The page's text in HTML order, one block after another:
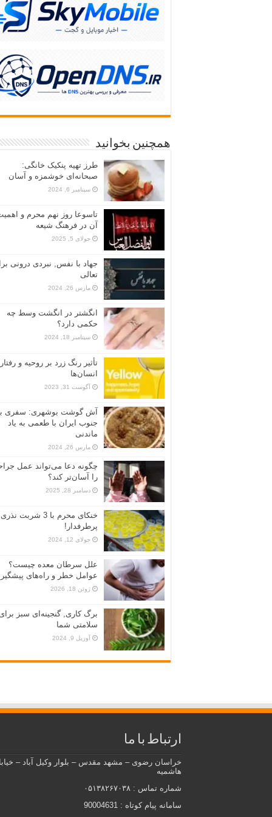
همچنین بخوانید
طرز تهیه پنکیک خانگی:
صبحانه‌ای خوشمزه و آسان
سپتامبر 6, 2024
تاسوعا روز نهم محرم و
آن در فرهنگ شیعه
جولای 5, 2025
جهاد با نفس, نبردی درونی
تعالی
مارس 26, 2024
انگشتر در انگشت وسط چه
حکمی دارد؟
سپتامبر 18, 2024
تأثیر رنگ زرد بر روحیه و رفتار
انسان‌ها
آگوست 31, 2023
آش گوشت بوشهری: سفری
جنوب ایران با طعمی به یاد
ماندنی
مارس 26, 2024
چگونه دعا می‌تواند عمل
را آسان‌تر کند؟
دسامبر 28, 2025
خنکای محرم با 3 شربت نذری
پرطرفدار!
جولای 12, 2024
علل سرطان معده چیست؟
عوامل خطر و راه‌های
ژوئن 18, 2026
برگ کاری, گنجینه‌ای سبز
سلامتی شما
آوریل 9, 2024
ارتباط با ما
خراسان رضوی – مشهد مقدس – بلوار وکیل آباد –
هاشمیه
شماره تماس : ۰۵۱۳۸۲۶۷۰۳۸
سامانه پیام کوتاه : 90004631